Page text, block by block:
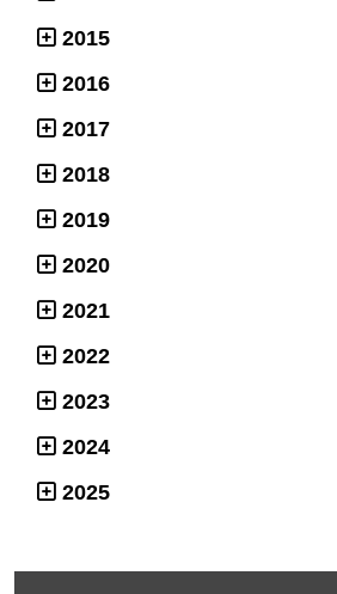
2015
2016
2017
2018
2019
2020
2021
2022
2023
2024
2025